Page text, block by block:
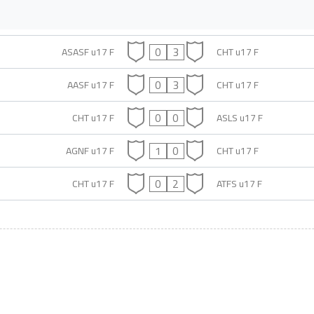
ASASF u17 F 0 3
CHT u17 F
AASF u17 F
0 3
CHT u17 F
CHT u17 F
0 0
ASLS u17 F
AGNF u17 F
1 0
CHT u17 F
CHT u17 F
0 2 ATFS u17 F